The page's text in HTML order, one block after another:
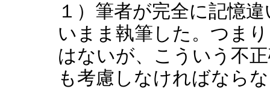
１）筆者が完全に記憶
いまま執筆した。つま
はないが、こういう不
も考慮しなければなら